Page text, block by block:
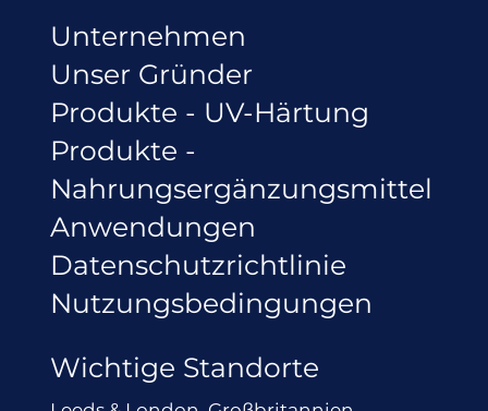
Unternehmen
Unser Gründer
Produkte - UV-Härtung
Produkte -
Nahrungsergänzungsmittel
Anwendungen
Datenschutzrichtlinie
Nutzungsbedingungen
Wichtige Standorte